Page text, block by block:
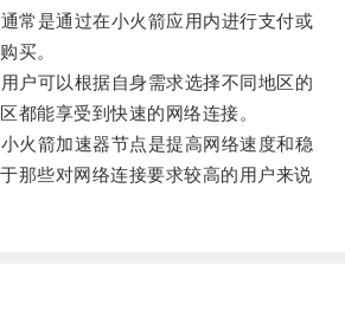
是通过在小火箭应用内进行支付或
买。
可以根据自身需求选择不同地区的
都能享受到快速的网络连接。
箭加速器节点是提高网络速度和稳
那些对网络连接要求较高的用户来说